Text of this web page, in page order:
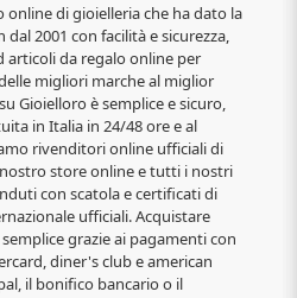
online di gioielleria che ha dato la
2001 con facilità e sicurezza,
articoli da regalo online per
migliori marche al miglior
Gioielloro è semplice e sicuro,
in Italia in 24/48 ore e al
rivenditori online ufficiali di
store online e tutti i nostri
con scatola e certificati di
ufficiali. Acquistare
grazie ai pagamenti con
diner's club e american
il bonifico bancario o il